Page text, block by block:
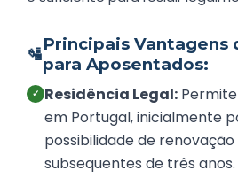
🛂Principais Vantagens
para Aposentados:
✓ Residência Legal:
em Portugal, inicialmente
possibilidade de
subsequentes de três anos.